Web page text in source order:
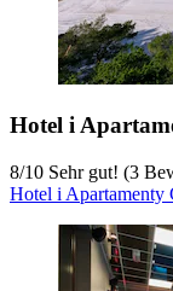
Hotel i
8/10 Sehr gut! (3
Hotel i Apartamenty